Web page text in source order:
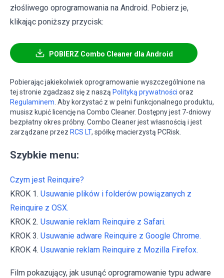
złośliwego oprogramowania na Android. Pobierz je,
klikając poniższy przycisk:
POBIERZ Combo Cleaner dla Android
Pobierając jakiekolwiek oprogramowanie wyszczególnione na
tej stronie zgadzasz się z naszą Polityką prywatności oraz
Regulaminem . Aby korzystać z w pełni funkcjonalnego produktu,
musisz kupić licencję na Combo Cleaner. Dostępny jest 7-dniowy
bezpłatny okres próbny. Combo Cleaner jest własnością i jest
zarządzane przez RCS LT, spółkę macierzystą PCRisk.
Szybkie menu:
Czym jest Reinquire?
KROK 1. Usuwanie plików i folderów powiązanych z
Reinquire z OSX.
KROK 2. Usuwanie reklam Reinquire z Safari.
KROK 3. Usuwanie adware Reinquire z Google Chrome.
KROK 4. Usuwanie reklam Reinquire z Mozilla Firefox.
Film pokazujący, jak usunąć oprogramowanie typu adware